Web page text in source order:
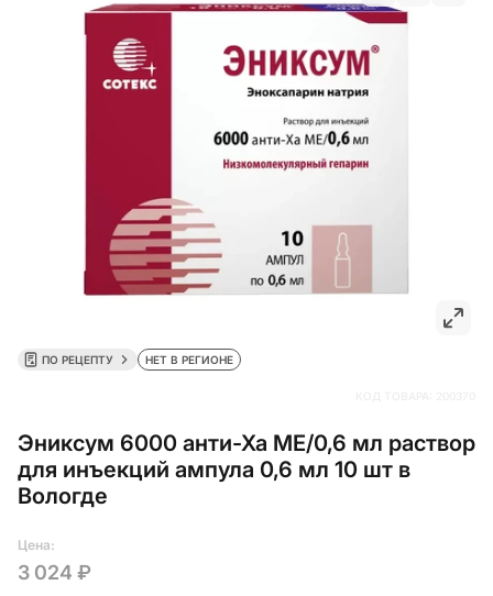
Эниксум 6000 анти-Ха МЕ/0,6 мл раствор
для инъекций ампула 0,6 мл 10 шт в
Вологде
ПО РЕЦЕПТУ НЕТ В РЕГИОНЕ
Цена:
3 024 ₽